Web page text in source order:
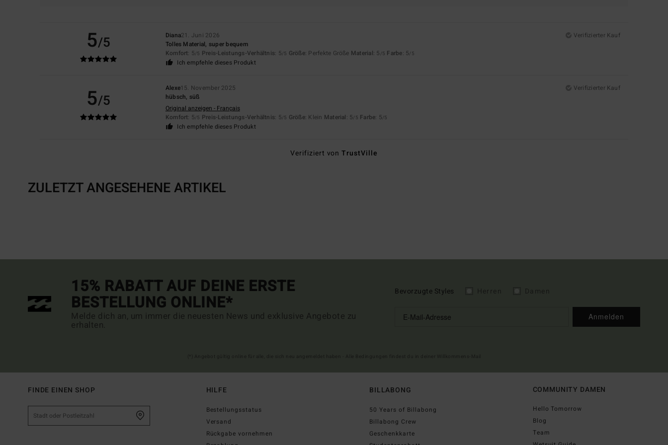
5/5 Diana21. Juni 2026
Verifizierter Kauf
Tolles Material, super bequem
Komfort: 5/5 Preis-Leistungs-Verhältnis: 5/5 Größe: Perfekte Größe Material: 5 /5 Farbe: 5/5
Ich empfehle dieses Produkt
5/5
Alexe15. November 2025
Verifizierter Kauf
hübsch, süß
Original anzeigen - Français
Komfort: 5/5 Preis-Leistungs-Verhältnis: 5/5 Größe: Klein Material: 5/5 Farbe: 5/5
Ich empfehle dieses Produkt
Verifiziert vonTrustVille
ZULETZT ANGESEHENE ARTIKEL
15% RABATT AUF DEINE ERSTE
BESTELLUNG ONLINE*
Melde dich an, um immer die neuesten News und exklusive Angebote zu
erhalten.
Bevorzugte Styles
Anmelden
FINDE EINEN SHOP HILFE
Bestellungsstatus
Versand
Rückgabe vornehmen
BILLABONG
50 Years of Billabong
Billabong Crew
Geschenkkarte
COMMUNITY DAMEN
Hello Tomorrow
Blog
Team